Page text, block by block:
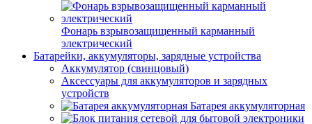
Фонарь взрывозащищенный карманный
электрический
Батарейки, аккумуляторы, зарядные устройства
Аккумулятор (свинцовый)
Аксессуары для аккумуляторов и зарядных
устройств
Батарея аккумуляторная